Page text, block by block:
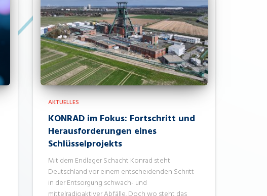
AKTUELLES
KONRAD im Fokus: Fortschritt und
Herausforderungen eines
Schlüsselprojekts
Mit dem Endlager Schacht Konrad steht
Deutschland vor einem entscheidenden Schritt
in der Entsorgung schwach- und